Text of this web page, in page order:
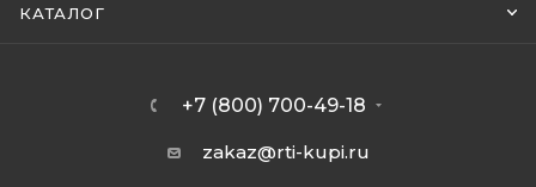
КАТАЛОГ
+7 (800) 700-49-18
zakaz@rti-kupi.ru